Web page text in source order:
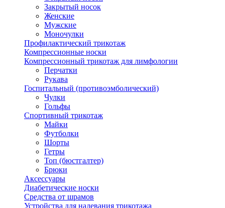
Закрытый носок
Женские
Мужские
Моночулки
Профилактический трикотаж
Компрессионные носки
Компрессионный трикотаж для лимфологии
Перчатки
Рукава
Госпитальный (противоэмболический)
Чулки
Гольфы
Спортивный трикотаж
Майки
Футболки
Шорты
Гетры
Топ (бюстгалтер)
Брюки
Аксессуары
Диабетические носки
Средства от шрамов
Устройства для надевания трикотажа